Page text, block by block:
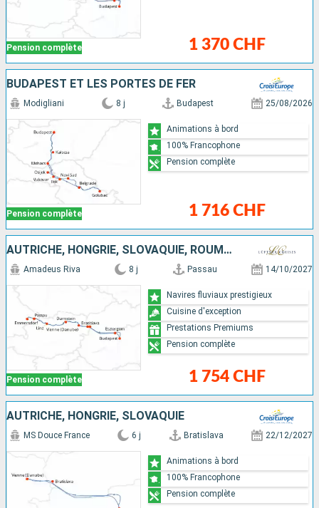
Pension complète 1 370 CHF
BUDAPEST ET LES PORTES DE FER
Pension complète
Modigliani 8 j Budapest 25/08/2026
1 716 CHF
Animations à bord
100% Francophone
Pension complète
AUTRICHE, HONGRIE, SLOVAQUIE, ROUMANIE, ALLEMAGNE
Pension complète
Amadeus Riva 8 j Passau 14/10/2027
1 754 CHF
Navires fluviaux prestigieux
Cuisine d'exception
Prestations Premiums
Pension complète
AUTRICHE, HONGRIE, SLOVAQUIE
MS Douce France 6 j Bratislava 22/12/2027
Animations à bord
100% Francophone
Pension complète